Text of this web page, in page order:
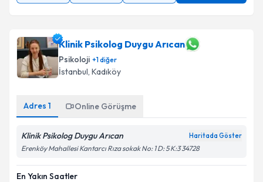
Klinik Psikolog Duygu Arıcan
Psikoloji +1diğer
İstanbul, Kadıköy
Adres 1 Online Görüşme
Klinik Psikolog Duygu Arıcan Haritada Göster
Erenköy Mahallesi Kantarcı Rıza sokak No: 1 D: 5 K:3 34728
En Yakın Saatler